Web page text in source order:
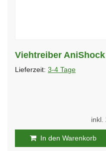
Viehtreiber AniShock
Lieferzeit: 3-4 Tage
inkl.
In den Warenkorb